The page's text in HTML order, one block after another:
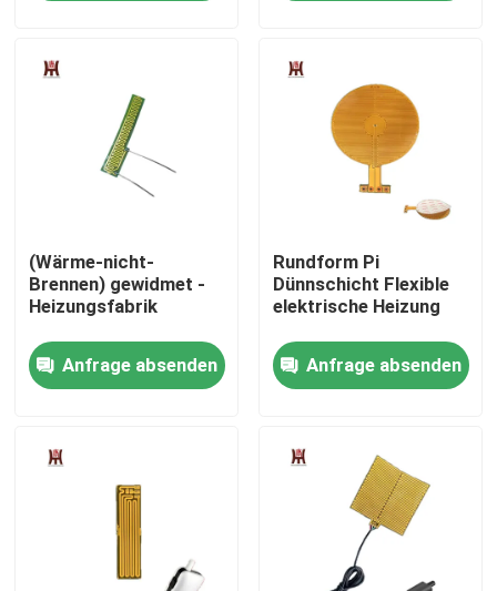
Über uns
Qualitätskontrolle
Nachrichten
Weichfolie-Heizung
PU-Film-Heizung
(Wärme-nicht-
Brennen) gewidmet -
Heizungsfabrik
Anfrage absenden
Rundform Pi
Dünnschicht Flexible
elektrische Heizung
Anfrage absenden